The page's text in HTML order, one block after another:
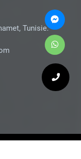
Tunisie.